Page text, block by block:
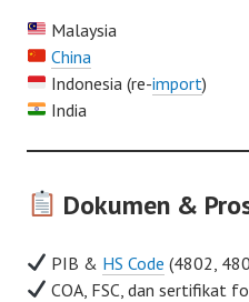
Malaysia
China
Indonesia (re-import)
India
Dokumen &
PIB & HS Code (4802,
COA, FSC, dan sertifikat